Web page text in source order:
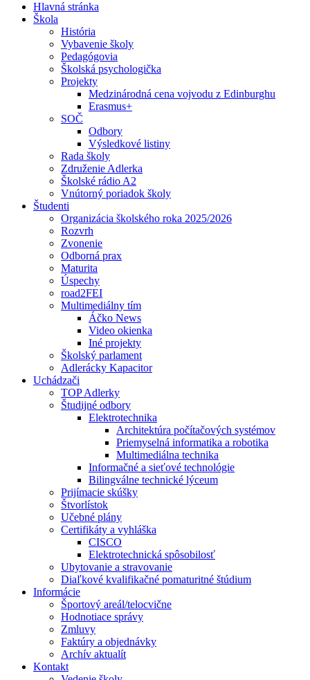
Hlavná stránka
Škola
História
Vybavenie školy
Pedagógovia
Školská psychologička
Projekty
Medzinárodná cena vojvodu z Edinburghu
Erasmus+
SOČ
Odbory
Výsledkové listiny
Rada školy
Združenie Adlerka
Školské rádio A2
Vnútorný poriadok školy
Študenti
Organizácia školského roka 2025/2026
Rozvrh
Zvonenie
Odborná prax
Maturita
Úspechy
road2FEI
Multimediálny tím
Áčko News
Video okienka
Iné projekty
Školský parlament
Adlerácky Kapacitor
Uchádzači
TOP Adlerky
Študijné odbory
Elektrotechnika
Architektúra počítačových systémov
Priemyselná informatika a robotika
Multimediálna technika
Informačné a sieťové technológie
Bilingválne technické lýceum
Prijímacie skúšky
Štvorlístok
Učebné plány
Certifikáty a vyhláška
CISCO
Elektrotechnická spôsobilosť
Ubytovanie a stravovanie
Diaľkové kvalifikačné pomaturitné štúdium
Informácie
Športový areál/telocvične
Hodnotiace správy
Zmluvy
Faktúry a objednávky
Archív aktualít
Kontakt